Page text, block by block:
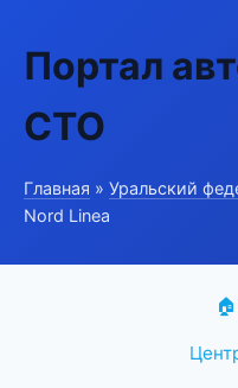
Портал
СТО
Главная » Уральский
Nord Linea